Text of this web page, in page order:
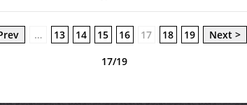
… 13 14 15 16 17 18 19 Next >
17/19